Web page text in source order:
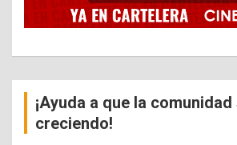
¡Ayuda a que la comunidad
creciendo!